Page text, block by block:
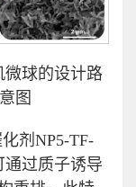
微球的设计路
图
剂NP5-TF-
过质子诱导